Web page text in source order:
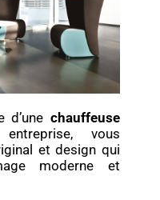
d’une chauffeuse
vous
et design qui
moderne et